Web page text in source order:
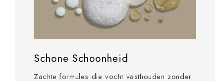
Schone Schoonheid
Zachte formules die vocht vasthouden zonder